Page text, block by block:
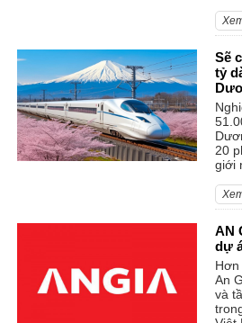
Sẽ
tỷ
20
giới
AN
dự
An
và